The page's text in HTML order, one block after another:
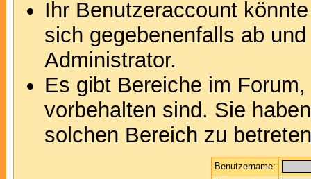
Ihr Benutzeraccount
sich gegebenenfalls ab
Administrator.
Es gibt Bereiche im
vorbehalten sind. Sie
solchen Bereich zu
Benutzername: